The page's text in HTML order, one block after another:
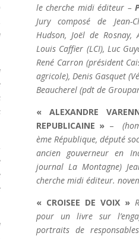
le cherche midi éditeur –
Jury composé de Jean-
Hudson, Joël de Rosnay,
Louis Caffier (LCI), Luc
René Carron (président
agricole), Denis Gasquet
Beaucherel (pdt de
« ALEXANDRE
REPUBLICAINE » –
ème République, député
ancien gouverneur en
journal La Montagne)
cherche midi éditeur.
« CROISEE DE VOIX »
pour un livre sur
portraits de